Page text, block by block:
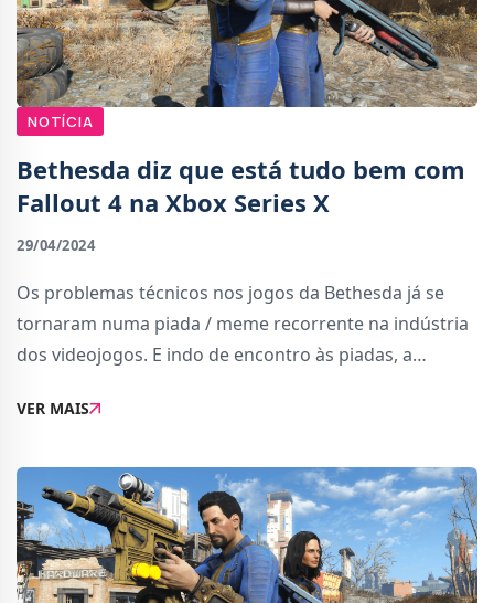
NOTÍCIA
Bethesda diz que está tudo bem com
Fallout 4 na Xbox Series X
29/04/2024
Os problemas técnicos nos jogos da Bethesda já se
tornaram numa piada / meme recorrente na indústria
dos videojogos. E indo de encontro às piadas, a
nativas para a PS5 e Xbox Series não vei...
VER MAIS